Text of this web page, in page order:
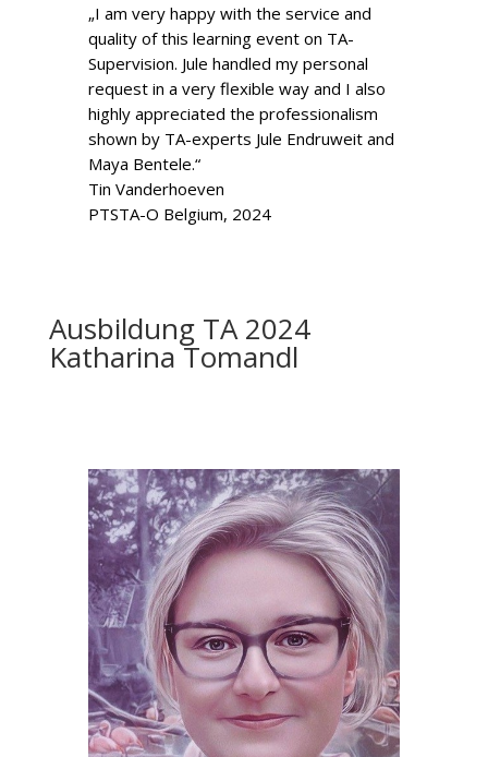
„I am very happy with the service and
quality of this learning event on TA-
Supervision. Jule handled my personal
request in a very flexible way and I also
highly appreciated the professionalism
shown by TA-experts Jule Endruweit and
Maya Bentele.“
Tin Vanderhoeven
PTSTA-O Belgium, 2024
Ausbildung TA 2024
Katharina Tomandl